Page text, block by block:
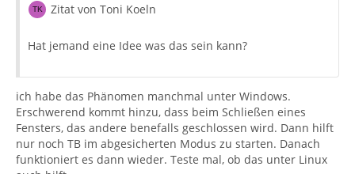
Zitat von Toni Koeln
Hat jemand eine Idee was das sein kann?
ich habe das Phänomen manchmal unter Windows.
Erschwerend kommt hinzu, dass beim Schließen eines
Fensters, das andere benefalls geschlossen wird. Dann hilft
nur noch TB im abgesicherten Modus zu starten. Danach
funktioniert es dann wieder. Teste mal, ob das unter Linux